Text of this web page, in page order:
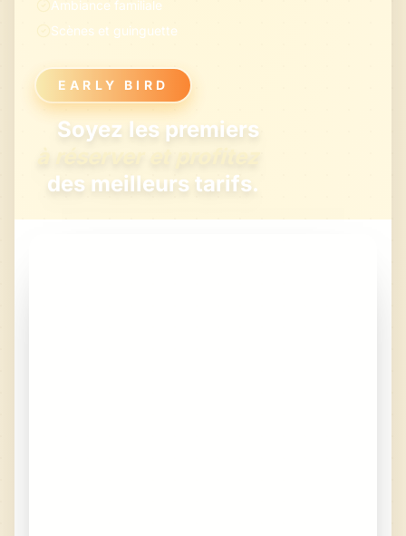
Ambiance familiale
Scènes et guinguette
EARLY BIRD
Soyez les premiers
des meilleurs tarifs.